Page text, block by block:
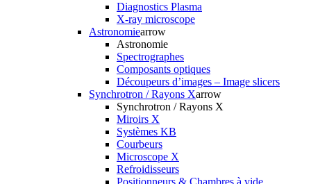
Diagnostics Plasma
X-ray microscope
Astronomiearrow
Astronomie
Spectrographes
Composants optiques
Découpeurs d’images – Image slicers
Synchrotron / Rayons Xarrow
Synchrotron / Rayons X
Miroirs X
Systèmes KB
Courbeurs
Microscope X
Refroidisseurs
Positionneurs & Chambres à vide